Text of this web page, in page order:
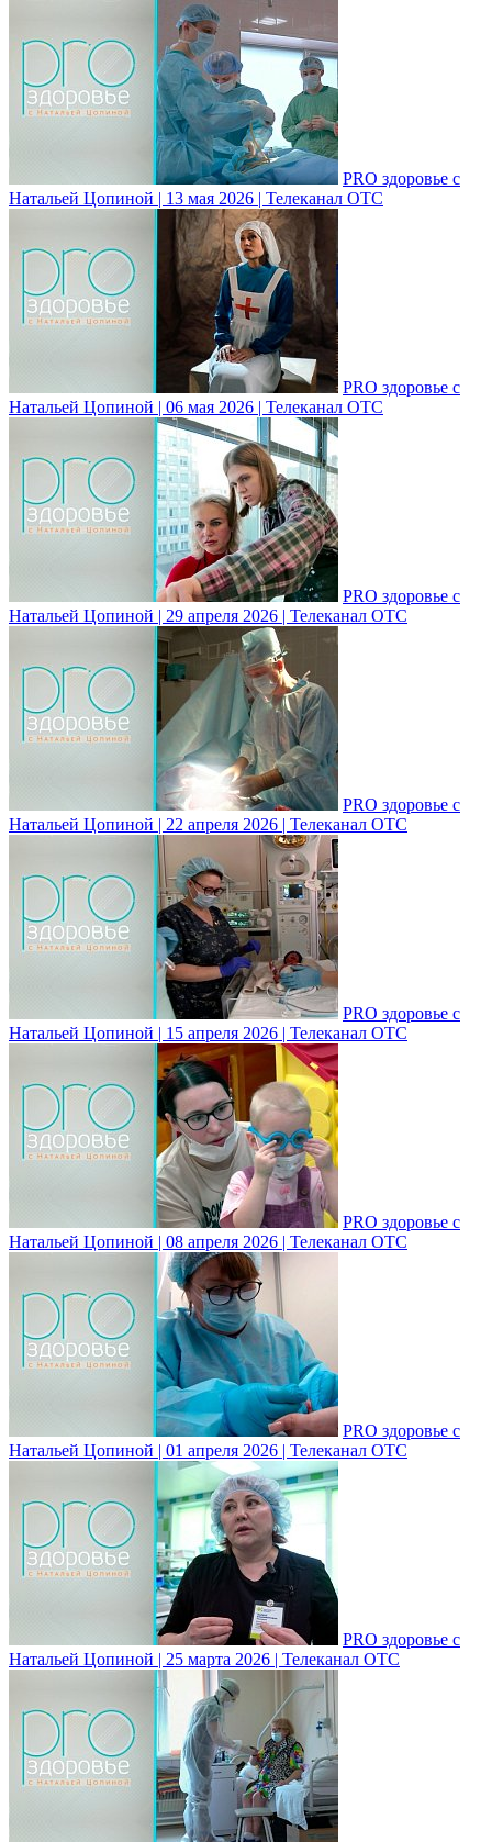
PRO здоровье с
Натальей Цопиной | 13 мая 2026 | Телеканал ОТС
PRO здоровье с
Натальей Цопиной | 06 мая 2026 | Телеканал ОТС
PRO здоровье с
Натальей Цопиной | 29 апреля 2026 | Телеканал ОТС
PRO здоровье с
Натальей Цопиной | 22 апреля 2026 | Телеканал ОТС
PRO здоровье с
Натальей Цопиной | 15 апреля 2026 | Телеканал ОТС
PRO здоровье с
Натальей Цопиной | 08 апреля 2026 | Телеканал ОТС
PRO здоровье с
Натальей Цопиной | 01 апреля 2026 | Телеканал ОТС
PRO здоровье с
Натальей Цопиной | 25 марта 2026 | Телеканал ОТС